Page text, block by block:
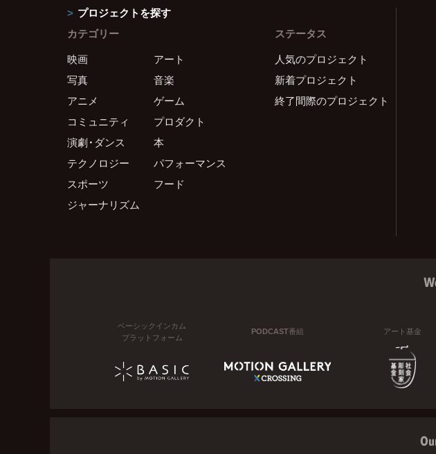
プロジェクトを探す
カテゴリー
映画
アート
写真
音楽
アニメ
ゲーム
コミュニティ
プロダクト
演劇・ダンス
本
テクノロジー
パフォーマンス
スポーツ
フード
ジャーナリズム
ステータス
人気のプロジェクト
新着プロジェクト
終了間際のプロジェクト
ベーシックインカム
プラットフォーム
PODCAST番組 アート基金